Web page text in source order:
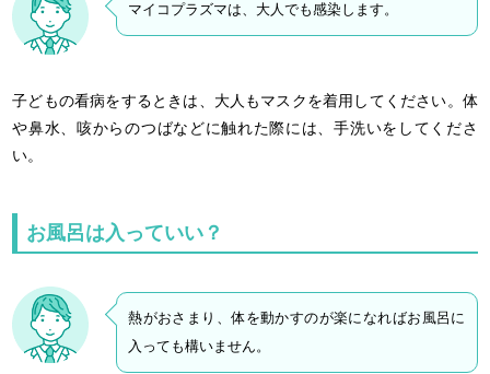
マイコプラズマは、大人でも感染します。
子どもの看病をするときは、大人もマスクを着用してください。体
や鼻水、咳からのつばなどに触れた際には、手洗いをしてくださ
い。
お風呂は入っていい？
熱がおさまり、体を動かすのが楽になればお風呂に
入っても構いません。